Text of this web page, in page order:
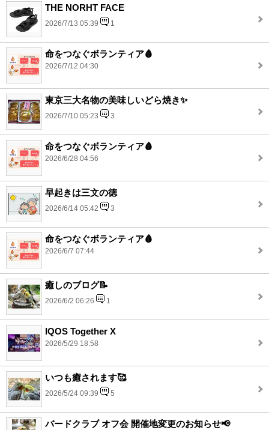
THE NORHT FACE
2026/7/13 05:39 1
命をつなぐボランティア🩸
2026/7/12 04:30
東京三大名物の美味しいどら焼き✨
2026/7/10 05:23 3
命をつなぐボランティア🩸
2026/6/28 04:56
早起きは三文の徳
2026/6/14 05:42 3
命をつなぐボランティア🩸
2026/6/7 07:44
癒しのブログ📝
2026/6/2 06:26 1
IQOS Together X
2026/5/29 18:58
いつも癒されます🥰
2026/5/24 09:39 5
バードクラブ オフ会 開催地変更のお知らせ📢